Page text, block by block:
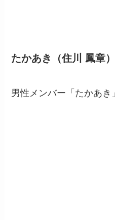
たかあき（住川 鳳章）
男性メンバー「たかあき